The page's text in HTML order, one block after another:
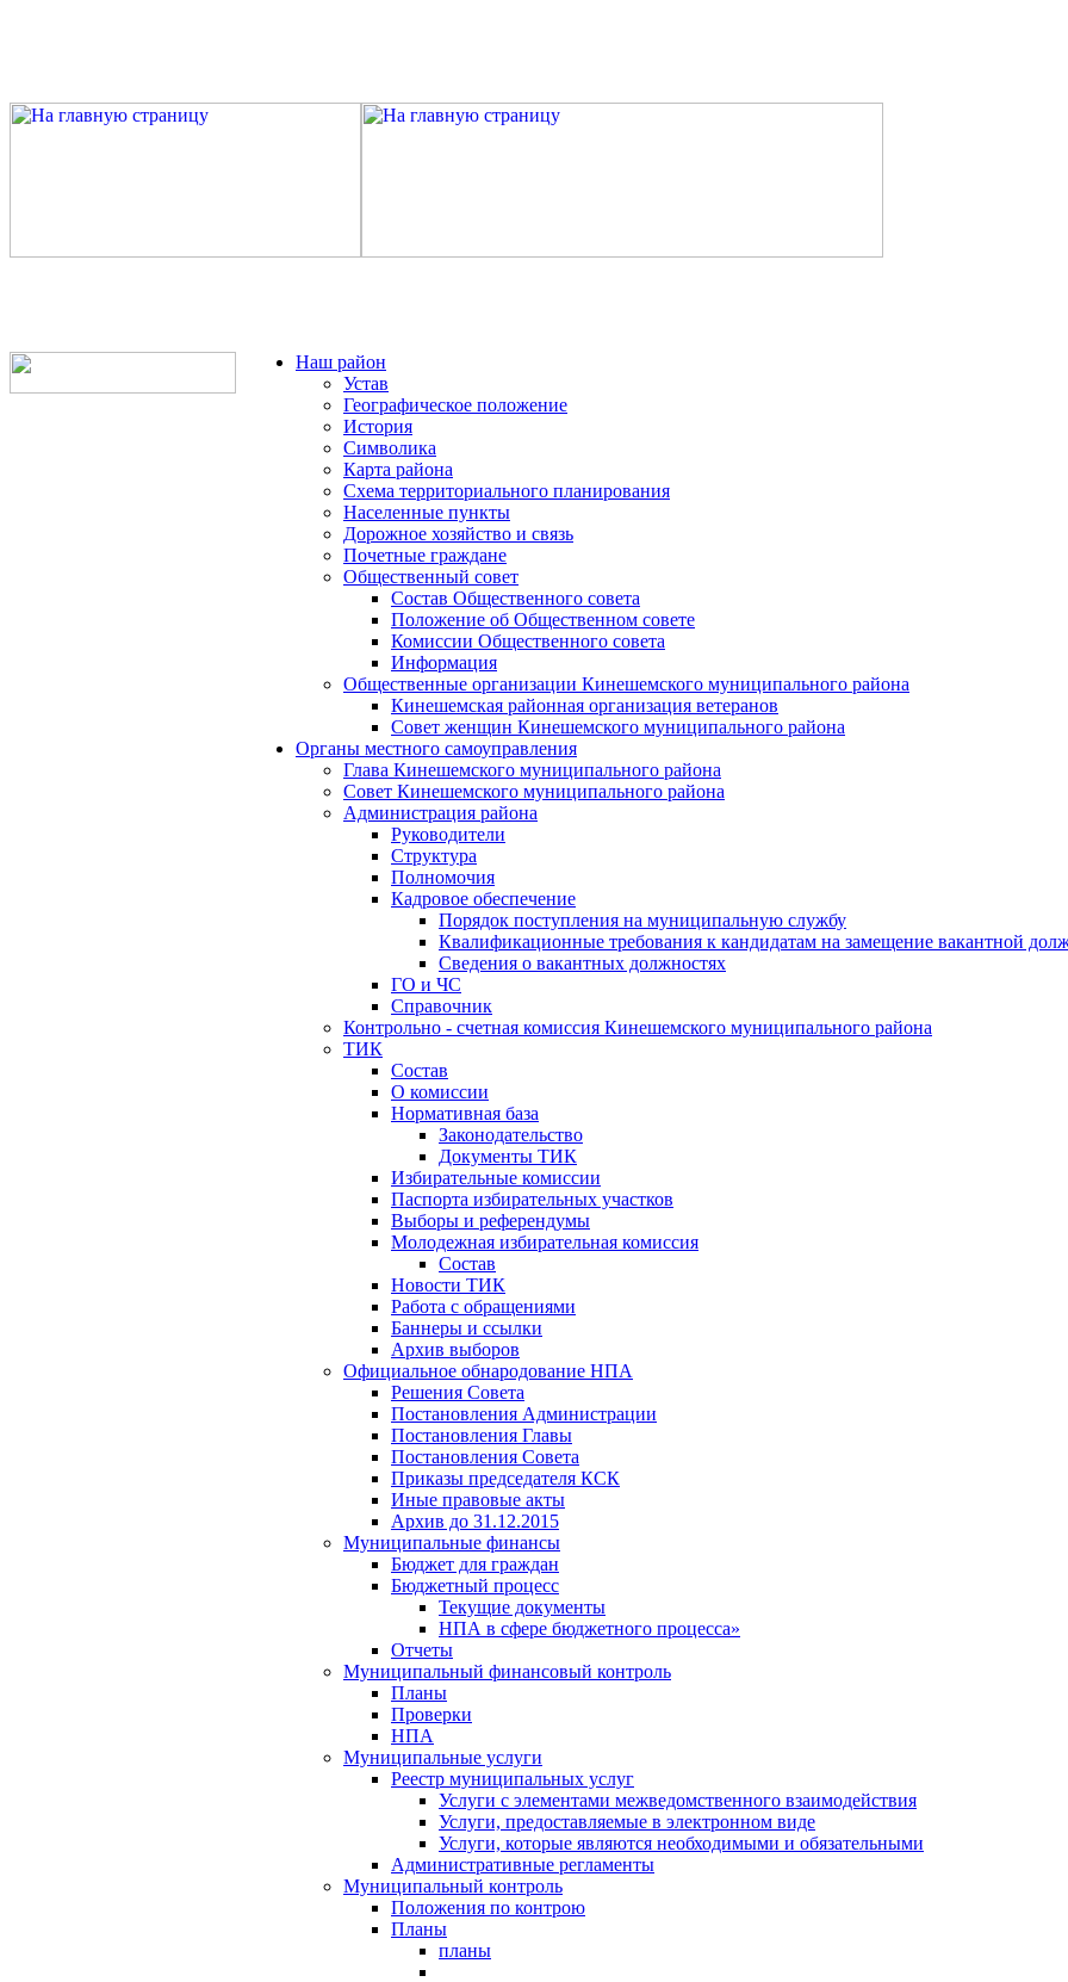
Наш район
Устав
Географическое положение
История
Символика
Карта района
Схема территориального планирования
Населенные пункты
Дорожное хозяйство и связь
Почетные граждане
Общественный совет
Состав Общественного совета
Положение об Общественном совете
Комиссии Общественного совета
Информация
Общественные организации Кинешемского муниципального района
Кинешемская районная организация ветеранов
Совет женщин Кинешемского муниципального района
Органы местного самоуправления
Глава Кинешемского муниципального района
Совет Кинешемского муниципального района
Администрация района
Руководители
Структура
Полномочия
Кадровое обеспечение
Порядок поступления на муниципальную службу
Квалификационные требования к кандидатам на замещение вакантной
Сведения о вакантных должностях
ГО и ЧС
Справочник
Контрольно - счетная комиссия Кинешемского муниципального района
ТИК
Состав
О комиссии
Нормативная база
Законодательство
Документы ТИК
Избирательные комиссии
Паспорта избирательных участков
Выборы и референдумы
Молодежная избирательная комиссия
Состав
Новости ТИК
Работа с обращениями
Баннеры и ссылки
Архив выборов
Официальное обнародование НПА
Решения Совета
Постановления Администрации
Постановления Главы
Постановления Совета
Приказы председателя КСК
Иные правовые акты
Архив до 31.12.2015
Муниципальные финансы
Бюджет для граждан
Бюджетный процесс
Текущие документы
НПА в сфере бюджетного процесса»
Отчеты
Муниципальный финансовый контроль
Планы
Проверки
НПА
Муниципальные услуги
Реестр муниципальных услуг
Услуги с элементами межведомственного взаимодействия
Услуги, предоставляемые в электронном виде
Услуги, которые являются необходимыми и обязательными
Административные регламенты
Муниципальный контроль
Положения по контрою
Планы
планы